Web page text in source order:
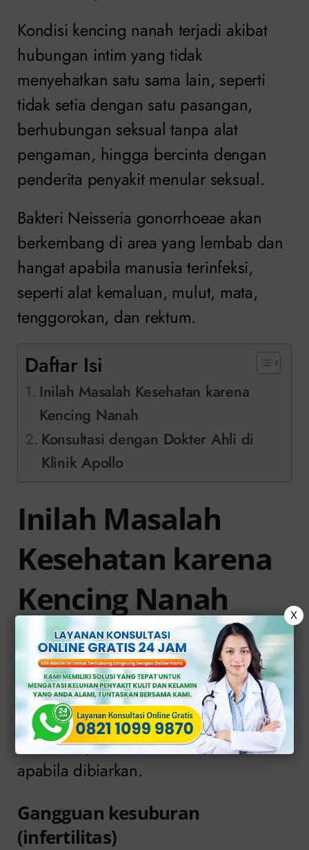
Kondisi kencing nanah terjadi akibat
hubungan intim yang tidak
menyehatkan satu sama lain, seperti
tidak setia dengan satu pasangan,
berhubungan seksual tanpa alat
pengaman, hingga bercinta dengan
penderita penyakit menular seksual.
Bakteri Neisseria gonorrhoeae akan
berkembang di area yang lembab dan
hangat apabila manusia terinfeksi,
seperti alat kemaluan, mulut, mata,
tenggorokan, dan rektum.
Daftar Isi
Inilah Masalah Kesehatan karena
Kencing Nanah
Konsultasi dengan Dokter Ahli di
Klinik Apollo
Inilah Masalah
Kesehatan karena
Kencing Nanah
Penyakit menular seksual tidak boleh
dianggap enteng oleh siapa pun
termasukkencing nanahkarena dapat
mendatangkan komplikasi yang dapat
membahayakan kesehatan penderita
apabila dibiarkan.
Gangguan kesuburan
(infertilitas)
X